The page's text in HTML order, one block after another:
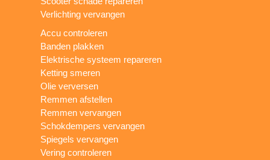
Verlichting vervangen
Accu controleren
Banden plakken
Elektrische systeem repareren
Ketting smeren
Olie verversen
Remmen afstellen
Remmen vervangen
Schokdempers vervangen
Spiegels vervangen
Vering controleren